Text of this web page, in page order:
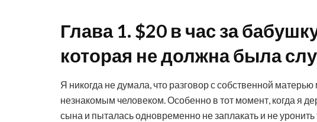
Глава 1. $20 в час за
которая не должна была
Я никогда не думала, что разговор с собственной
незнакомым человеком. Особенно в тот момент, когда я
сына и пыталась одновременно не заплакать и не